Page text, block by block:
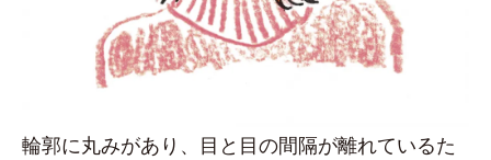
輪郭に丸みがあり、目と目の間隔が離れているた